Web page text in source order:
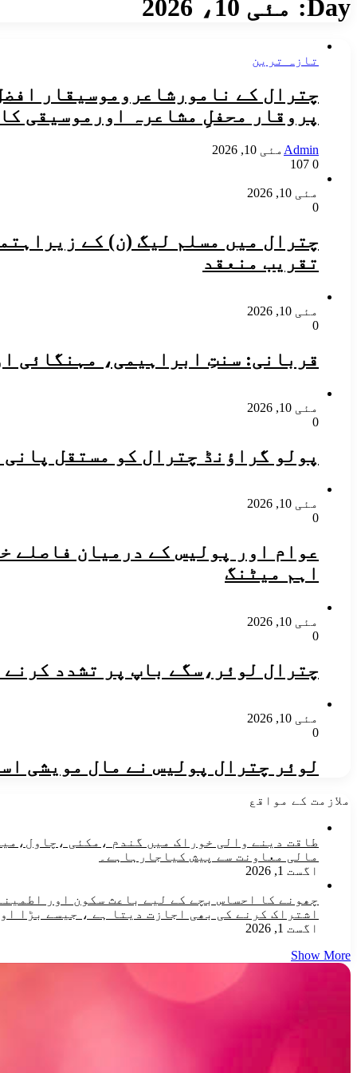
Day: مئی 10، 2026
تازہ ترین
چترال کے نامورشاعروموسیقار
پروقار محفلِ مشاعرہ اورموسیقی
Admin مئی 10, 2026
0
مئی 10, 2026
0
چترال میں مسلم لیگ (ن) کے
تقریب منعقد
مئی 10, 2026
0
قربانی: سنتِ ابراہیمی، مہنگائی
مئی 10, 2026
0
پولو گراؤنڈ چترال کو مستقل
مئی 10, 2026
0
​عوام اور پولیس کے درمیان فاصلے
اہم میٹنگ
مئی 10, 2026
0
چترال لوئر،سگے باپ پر تشدد کرنے
مئی 10, 2026
0
لوئر چترال پولیس نے مال مویشی
ملازمت کے مواقع
مالی معاونت سے پیش کیاجارہاہے۔
اگست 1, 2026
چھونے کا احساس بچے کے لیے باعث سکون اور
اشتراک کرنے کی بھی اجازت دیتا ہے ، جیسے بڑا
اگست 1, 2026
Show More